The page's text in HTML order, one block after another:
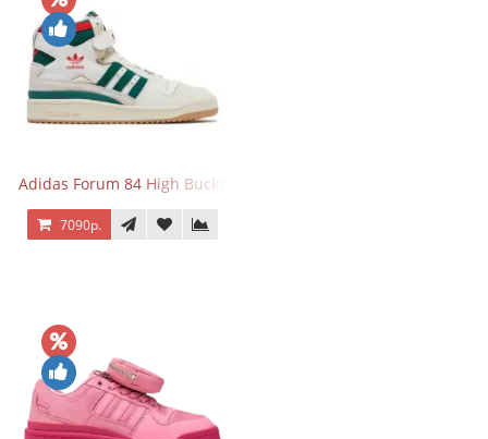
Adidas Forum 84 High Bucks
7090р.